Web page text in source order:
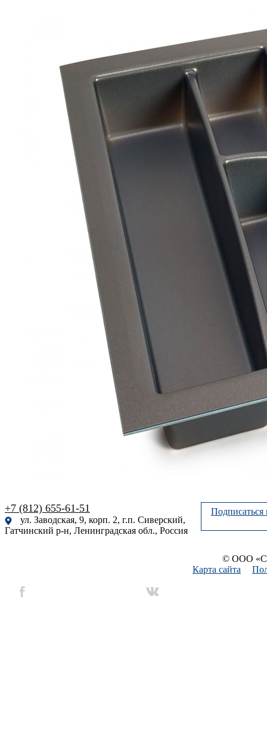
+7 (812) 655-61-51
ул. Заводская, 9, корп. 2, г.п. Сиверский,
Гатчинский р-н, Ленинградская обл., Россия
Подписаться
© ООО
Карта сайта